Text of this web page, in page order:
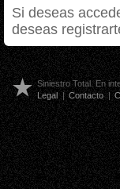
Si deseas
deseas
Siniestro Total. En
Legal | Contacto |